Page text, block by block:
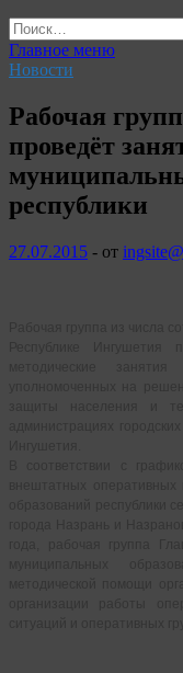
Найти:
Главное меню
Новости
Рабочая
проведёт
республики
27.07.2015 - от